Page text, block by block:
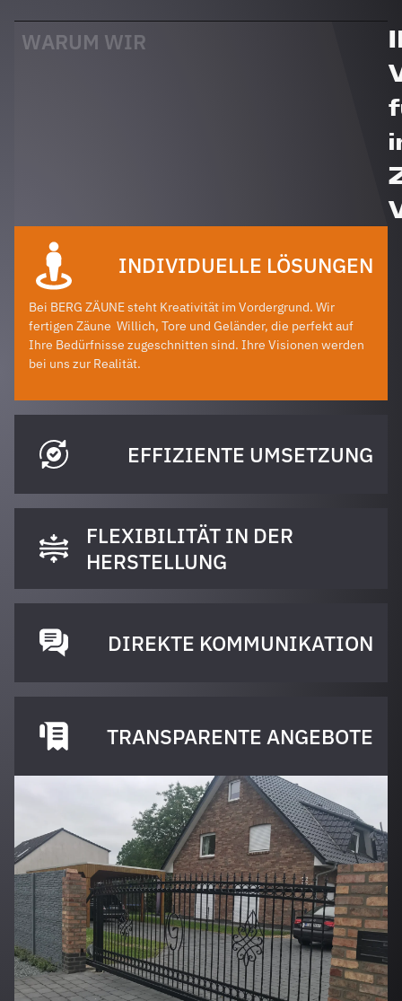
Honig.
WARUM WIR
INDIVIDUELLE LÖSUNGEN
Bei BERG ZÄUNE steht Kreativität im Vordergrund. Wir
fertigen Zäune Willich, Tore und Geländer, die perfekt auf
Ihre Bedürfnisse zugeschnitten sind. Ihre Visionen werden
bei uns zur Realität.
EFFIZIENTE UMSETZUNG
FLEXIBILITÄT IN DER
HERSTELLUNG
DIREKTE KOMMUNIKATION
TRANSPARENTE ANGEBOTE